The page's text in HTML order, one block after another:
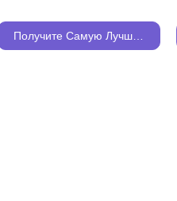
Получите Самую Лучшую Цену